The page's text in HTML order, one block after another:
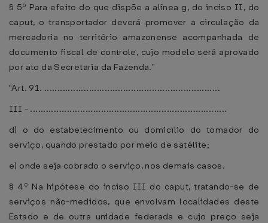
§ 5º Para efeito do que dispõe a alínea g, do inciso II, do
caput, o transportador deverá promover a circulação da
mercadoria no território amazonense acompanhada de
documento fiscal de controle, cujo modelo será aprovado
por ato da Secretaria da Fazenda."
"Art. 91. ...................................................................
III - ...........................................................................
d) o do estabelecimento ou domicílio do tomador do
serviço, quando prestado por meio de satélite;
e) onde seja cobrado o serviço, nos demais casos.
§ 4º Na hipótese do inciso III do caput, tratando-se de
serviços não-medidos, que envolvam localidades deste
Estado e de outra unidade federada e cujo preço seja